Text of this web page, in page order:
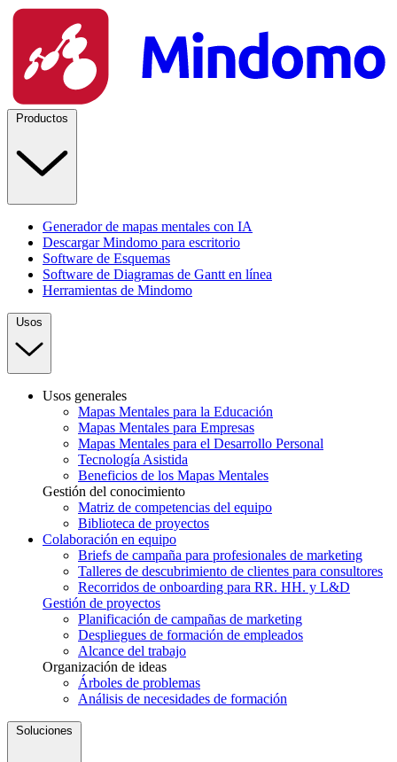
Productos
Generador de mapas mentales con IA
Descargar Mindomo para escritorio
Software de Esquemas
Software de Diagramas de Gantt en línea
Herramientas de Mindomo
Usos
Usos generales
Mapas Mentales para la Educación
Mapas Mentales para Empresas
Mapas Mentales para el Desarrollo Personal
Tecnología Asistida
Beneficios de los Mapas Mentales
Gestión del conocimiento
Matriz de competencias del equipo
Biblioteca de proyectos
Colaboración en equipo
Briefs de campaña para profesionales de marketing
Talleres de descubrimiento de clientes para consultores
Recorridos de onboarding para RR. HH. y L&D
Gestión de proyectos
Planificación de campañas de marketing
Despliegues de formación de empleados
Alcance del trabajo
Organización de ideas
Árboles de problemas
Análisis de necesidades de formación
Soluciones